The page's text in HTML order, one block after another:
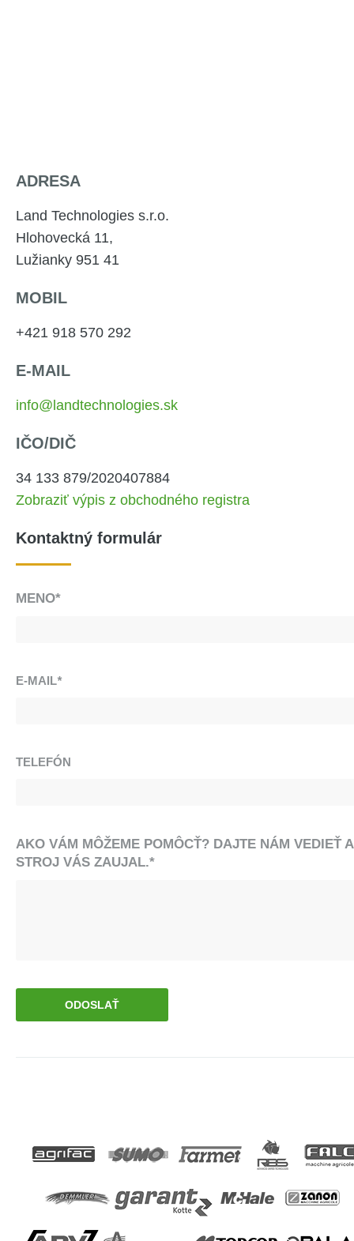
ADRESA
Land Technologies s.r.o.
Hlohovecká 11,
Lužianky 951 41
MOBIL
+421 918 570 292
E-MAIL
info@landtechnologies.sk
IČO/DIČ
34 133 879/2020407884
Zobraziť výpis z obchodného registra
Kontaktný formulár
MENO*
E-MAIL*
TELEFÓN
AKO VÁM MÔŽEME POMÔCŤ? DAJTE NÁM VEDIEŤ
STROJ VÁS ZAUJAL.*